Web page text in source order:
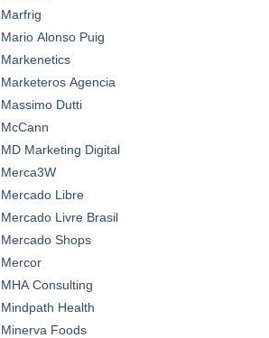
Marfrig
Mario Alonso Puig
Markenetics
Marketeros Agencia
Massimo Dutti
McCann
MD Marketing Digital
Merca3W
Mercado Libre
Mercado Livre Brasil
Mercado Shops
Mercor
MHA Consulting
Mindpath Health
Minerva Foods